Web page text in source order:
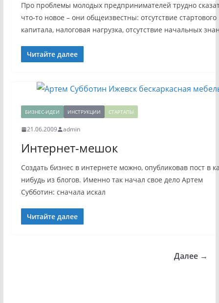
Про проблемы молодых предпринимателей трудно
что-то новое – они общеизвестны: отсутствие стартового
капитала, налоговая нагрузка, отсутствие начальных
Читайте далее
БИЗНЕС-ИДЕИ ИНСТРУКЦИИ СТАРТАПЫ
21.06.2009 admin
Интернет-мешок
Создать бизнес в интернете можно, опубликовав пост в
нибудь из блогов. Именно так начал свое дело Артем
Субботин: сначала искал
Читайте далее
Далее →